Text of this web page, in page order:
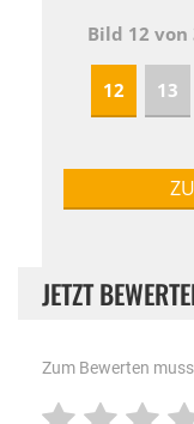
Bild 12 von
12 13
JETZT
Zum Bewerten